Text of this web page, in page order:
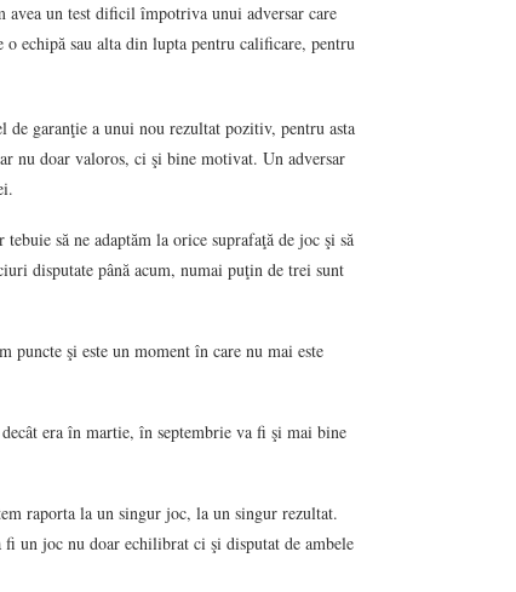
avea un test dificil împotriva unui adversar care
echipă sau alta din lupta pentru calificare, pentru
garanţie a unui nou rezultat pozitiv, pentru asta
nu doar valoros, ci şi bine motivat. Un adversar
să ne adaptăm la orice suprafaţă de joc şi să
disputate până acum, numai puţin de trei sunt
puncte şi este un moment în care nu mai este
era în martie, în septembrie va fi şi mai bine
raporta la un singur joc, la un singur rezultat.
un joc nu doar echilibrat ci şi disputat de ambele